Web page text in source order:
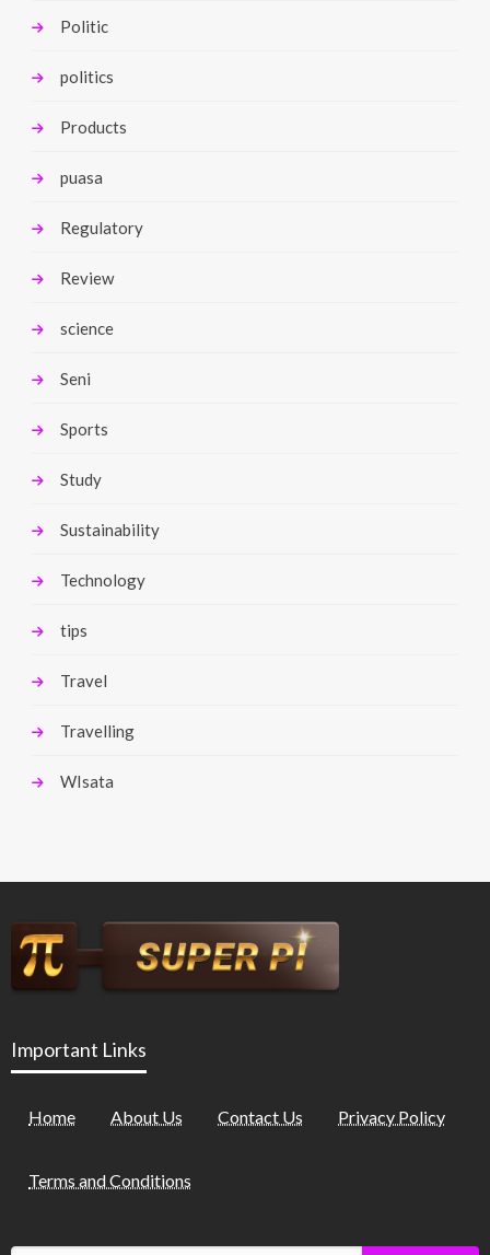
Politic
politics
Products
puasa
Regulatory
Review
science
Seni
Sports
Study
Sustainability
Technology
tips
Travel
Travelling
WIsata
Important Links
Home About Us Contact Us Privacy Policy
Terms and Conditions